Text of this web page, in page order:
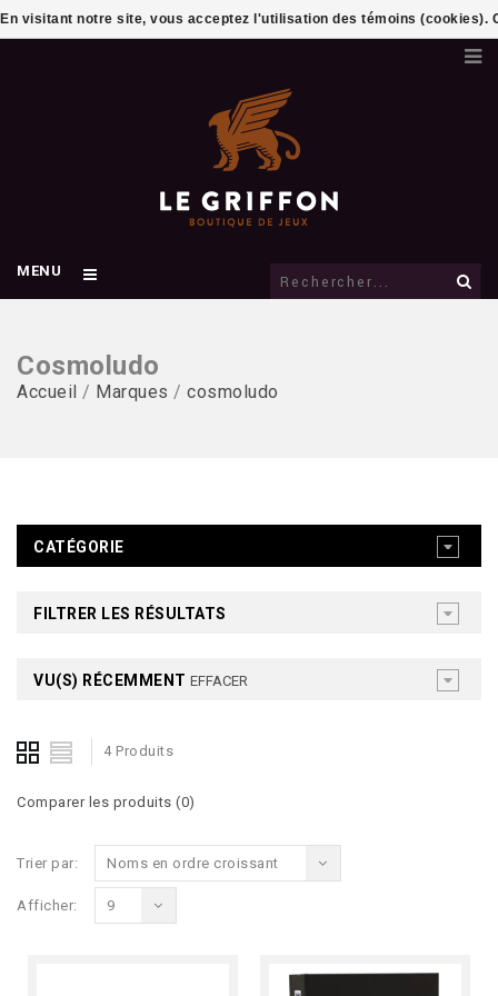
MENU
Cosmoludo
Accueil / Marques / cosmoludo
CATÉGORIE
FILTRER LES RÉSULTATS
VU(S) RÉCEMMENT EFFACER
4 Produits
Comparer les produits (0)
Trier par: Noms en ordre croissant
Afficher: 9
En visitant notre site, vous acceptez l'utilisation des témoins